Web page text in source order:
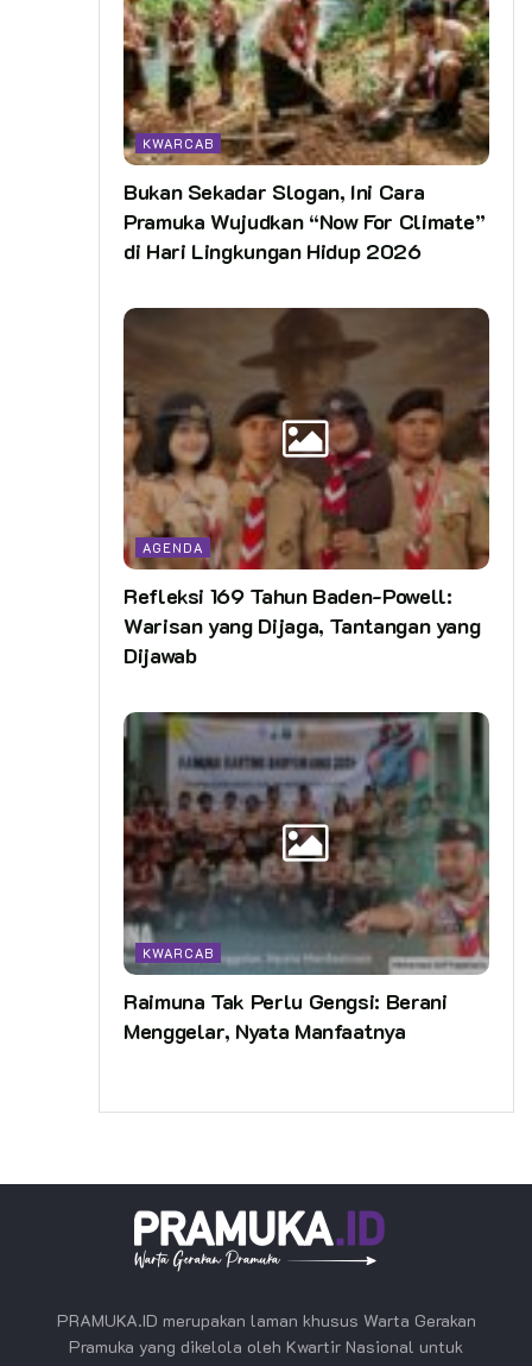
KWARCAB
Bukan Sekadar Slogan, Ini Cara
Pramuka Wujudkan “Now For Climate”
di Hari Lingkungan Hidup 2026
AGENDA
Refleksi 169 Tahun Baden-Powell:
Warisan yang Dijaga, Tantangan yang
Dijawab
KWARCAB
Raimuna Tak Perlu Gengsi: Berani
Menggelar, Nyata Manfaatnya
PRAMUKA.ID merupakan laman khusus Warta Gerakan
Pramuka yang dikelola oleh Kwartir Nasional untuk